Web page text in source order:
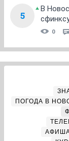
5
В
0
ПОГОДА В